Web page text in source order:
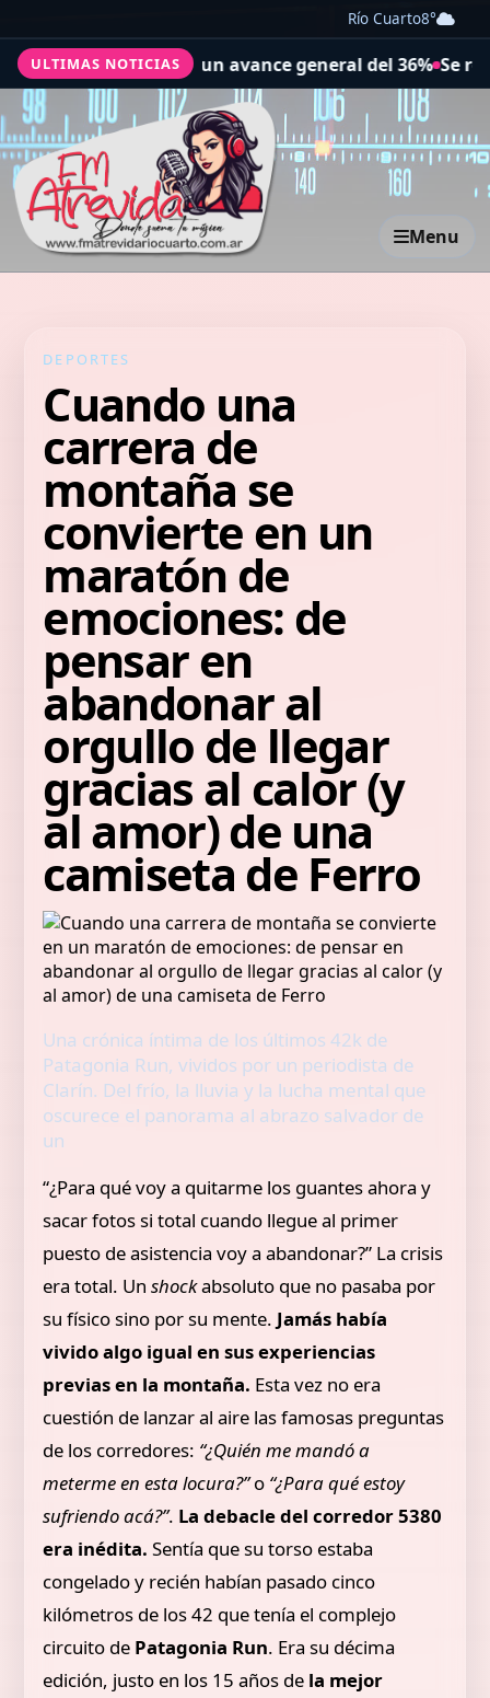
Río Cuarto8°
ULTIMAS NOTICIAS
un avance general del 36% Se realizó una jornada
Menu
DEPORTES
Cuando una
carrera de
montaña se
convierte en un
maratón de
emociones: de
pensar en
abandonar al
orgullo de llegar
gracias al calor (y
al amor) de una
camiseta de Ferro
Una crónica íntima de los últimos 42k de
Patagonia Run, vividos por un periodista de
Clarín. Del frío, la lluvia y la lucha mental que
oscurece el panorama al abrazo salvador de
un
“¿Para qué voy a quitarme los guantes ahora y
sacar fotos si total cuando llegue al primer
puesto de asistencia voy a abandonar?” La crisis
era total. Unshockabsoluto que no pasaba por
su físico sino por su mente. Jamás había
vivido algo igual en sus experiencias
previas en la montaña. Esta vez no era
cuestión de lanzar al aire las famosas preguntas
de los corredores: “¿Quién me mandó a
meterme en esta locura?”o “¿Para qué estoy
sufriendo acá?”. La debacle del corredor 5380
era inédita. Sentía que su torso estaba
congelado y recién habían pasado cinco
kilómetros de los 42 que tenía el complejo
circuito de Patagonia Run. Era su décima
edición, justo en los 15 años de la mejor